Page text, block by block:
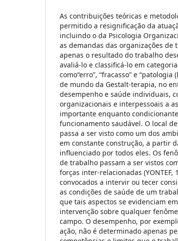
As contribuições teóricas e
permitido a resignificação da
incluindo o da Psicologia
as demandas das organizações
apenas o resultado do trabalho
avaliá-lo e classificá-lo em
como“erro”, “fracasso” e “patologia
de mundo da Gestalt-terapia, no
desempenho e saúde individuais,
organizacionais e interpessoais a
importante enquanto
funcionamento saudável. O local
passa a ser visto como um dos
em constante construção, a partir
influenciado por todos eles. Os
de trabalho passam a ser vistos
forças inter-relacionadas (YONTEF,
convocados a intervir ou tecer
as condições de saúde de um
que tais aspectos se evidenciam
intervenção sobre qualquer
campo. O desempenho, por
ação, não é determinado apenas